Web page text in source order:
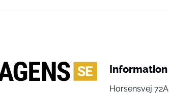
Information
Horsensvej 72A